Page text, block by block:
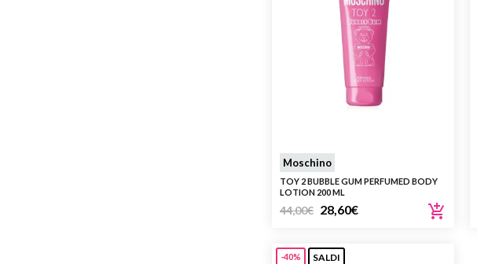
Moschino
TOY 2 BUBBLE GUM PERFUMED BODY
LOTION 200 ML
44,00€ 28,60€
-40% SALDI